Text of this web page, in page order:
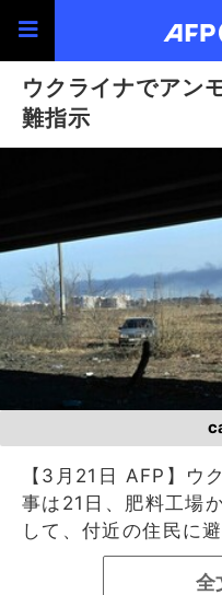
ウクライナでアン
難指示
【3月21日 AFP】ウ
事は21日、肥料工場
して、付近の住民に
全